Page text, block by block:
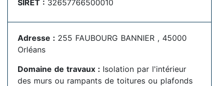
SIRET : 32657766500010
Adresse : 255 FAUBOURG BANNIER , 45000
Orléans
Domaine de travaux : Isolation par l'intérieur
des murs ou rampants de toitures ou plafonds